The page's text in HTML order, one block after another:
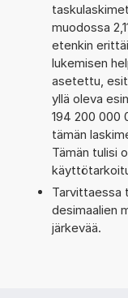
muodossa
etenkin
lukemisen
asetettu,
yllä oleva
194 200 000
tämän
Tämän tulisi
Tarvittaessa
desimaalien
järkevää.